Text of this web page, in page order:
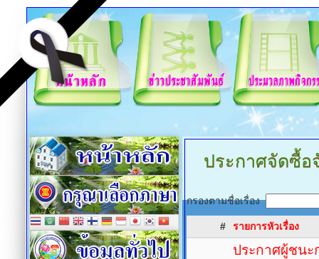
ประกาศจัดซื้อ
กรองตามชื่อเรื่อง
# รายการหัวเรื่อง
ประกาศผู้ชนะ